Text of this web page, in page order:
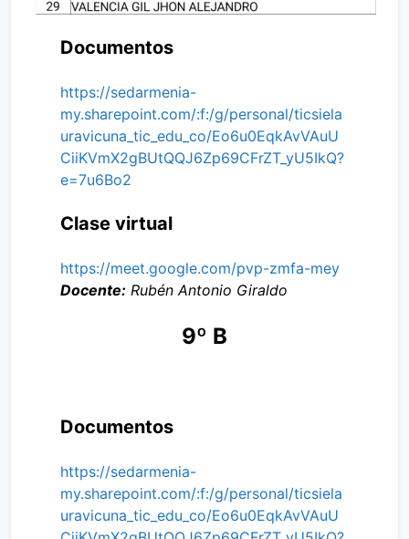
Documentos
https://sedarmenia-
my.sharepoint.com/:f:/g/personal/ticsiela
uravicuna_tic_edu_co/Eo6u0EqkAvVAuU
CiiKVmX2gBUtQQJ6Zp69CFrZT_yU5IkQ?
e=7u6Bo2
Clase virtual
https://meet.google.com/pvp-zmfa-mey
Docente: Rubén Antonio Giraldo
9º B
Documentos
https://sedarmenia-
my.sharepoint.com/:f:/g/personal/ticsiela
uravicuna_tic_edu_co/Eo6u0EqkAvVAuU